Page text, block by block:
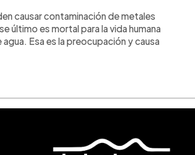
causar contaminación de metales
último es mortal para la vida humana
Esa es la preocupación y causa